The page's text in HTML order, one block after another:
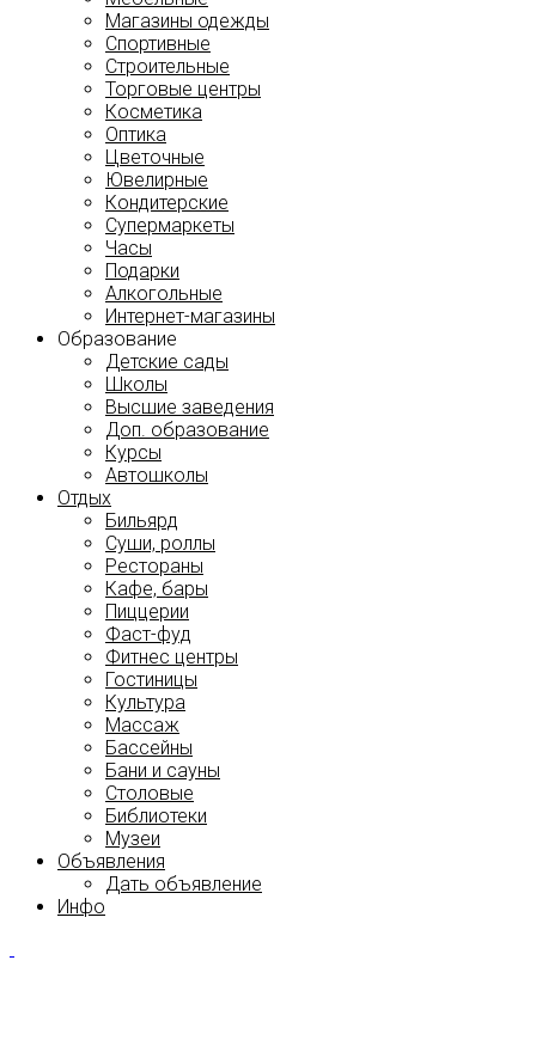
Магазины одежды
Спортивные
Строительные
Торговые центры
Косметика
Оптика
Цветочные
Ювелирные
Кондитерские
Супермаркеты
Часы
Подарки
Алкогольные
Интернет-магазины
Образование
Детские сады
Школы
Высшие заведения
Доп. образование
Курсы
Автошколы
Отдых
Бильярд
Суши, роллы
Рестораны
Кафе, бары
Пиццерии
Фаст-фуд
Фитнес центры
Гостиницы
Культура
Массаж
Бассейны
Бани и сауны
Столовые
Библиотеки
Музеи
Объявления
Дать объявление
Инфо